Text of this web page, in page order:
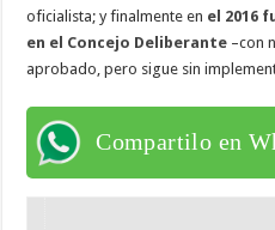
oficialista; y finalmente en el 2016
en el Concejo Deliberante –con
aprobado, pero sigue sin
Compartilo en